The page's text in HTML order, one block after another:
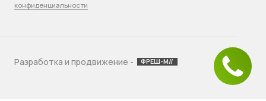
конфиденциальности
Разработка и продвижение - ФРЕШ-М//